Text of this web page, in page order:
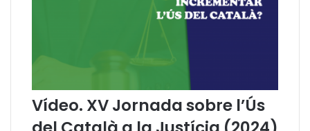
m
b
t
o
r
d
e
Vídeo. XV Jornada sobre l’Ús